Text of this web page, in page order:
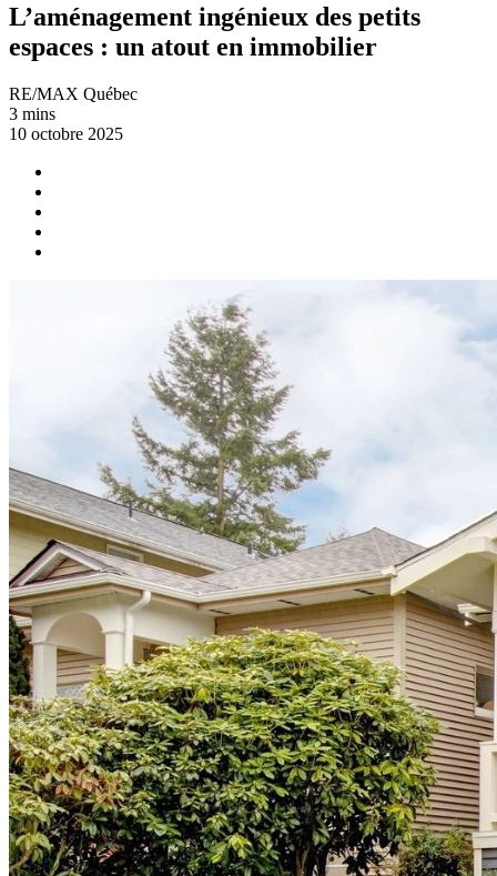
L’aménagement ingénieux des petits
espaces : un atout en immobilier
RE/MAX Québec
3 mins
10 octobre 2025